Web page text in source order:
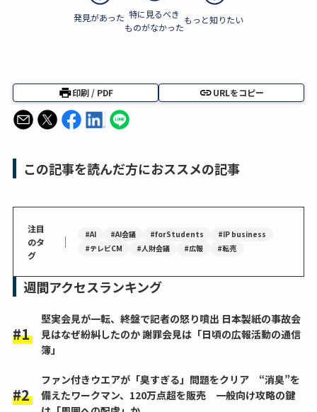
発見があった 特に見るべき
ものがなかった
もっと知りたい
印刷 / PDF URLをコピー
この記事を読んだ方におススメの記事
注目
のタ
グ
｜ #AI #AI会議 #forStudents
#IP business
#テレビCM
#人財会議 #広報 #転売
週間アクセスランキング
堅実会見が一転、終盤で記者の怒り噴出 日本製紙の事故会
見はなぜ紛糾したのか 謝罪会見は「日頃の広報活動の通信
簿」
ファン付きウエアが「臭すぎる」問題をクリア “消臭”を
備えたワークマン、120万点超を販売 一般向け攻略の鍵